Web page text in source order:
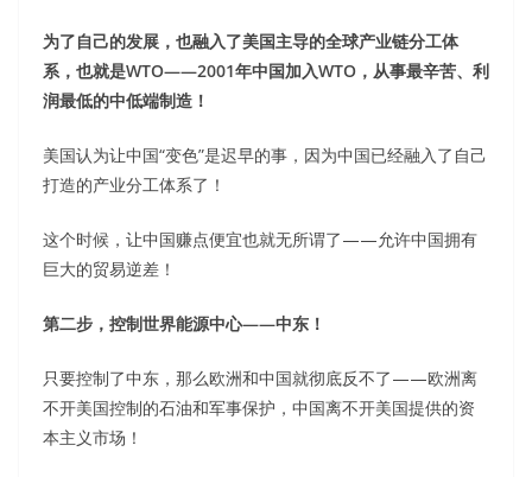
为了自己的发展，也融入了美国主导的全球产业链分工体
系，也就是WTO——2001年中国加入WTO，从事最辛苦、利
润最低的中低端制造！
美国认为让中国“变色”是迟早的事，因为中国已经融入了自己
打造的产业分工体系了！
这个时候，让中国赚点便宜也就无所谓了——允许中国拥有
巨大的贸易逆差！
第二步，控制世界能源中心——中东！
只要控制了中东，那么欧洲和中国就彻底反不了——欧洲离
不开美国控制的石油和军事保护，中国离不开美国提供的资
本主义市场！